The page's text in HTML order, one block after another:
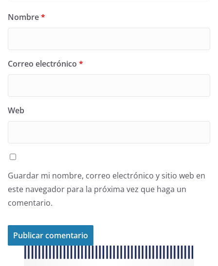
Nombre*
Correo electrónico *
Web
Guardar mi nombre, correo electrónico y sitio web en
este navegador para la próxima vez que haga un
comentario.